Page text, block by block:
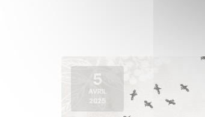
5
AVRIL
2025